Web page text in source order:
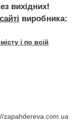
вихідних!
виробника:
і по всій
zapahdereva.com.ua